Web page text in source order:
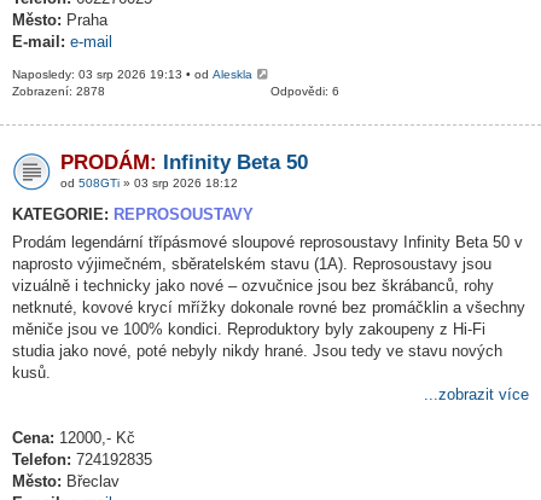
Město: Praha
E-mail: e-mail
Naposledy: 03 srp 2026 19:13 • od Aleskla
Odpovědi: 6
Zobrazení: 2878
PRODÁM: Infinity Beta 50
od 508GTi » 03 srp 2026 18:12
KATEGORIE: REPROSOUSTAVY
Prodám legendární třípásmové sloupové reprosoustavy Infinity Beta 50 v
naprosto výjimečném, sběratelském stavu (1A). Reprosoustavy jsou
vizuálně i technicky jako nové – ozvučnice jsou bez škrábanců, rohy
netknuté, kovové krycí mřížky dokonale rovné bez promáčklin a všechny
měniče jsou ve 100% kondici. Reproduktory byly zakoupeny z Hi-Fi
studia jako nové, poté nebyly nikdy hrané. Jsou tedy ve stavu nových
kusů.
...zobrazit více
Cena: 12000,- Kč
Telefon: 724192835
Město: Břeclav